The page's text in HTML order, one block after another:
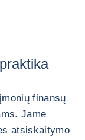
finansų
Jame
atsiskaitymo